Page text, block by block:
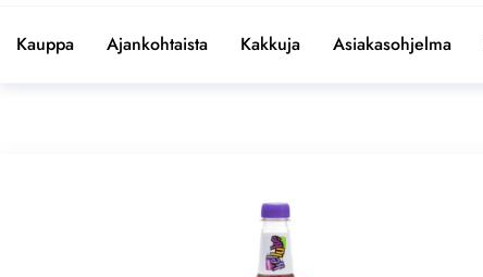
Extrat –
Virolaiset
Kauppa Ajankohtaista Kakkuja Asiakasohjelma